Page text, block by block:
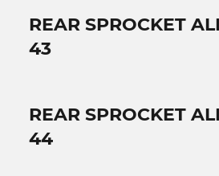
REAR SPROCKET
43
REAR SPROCKET
44